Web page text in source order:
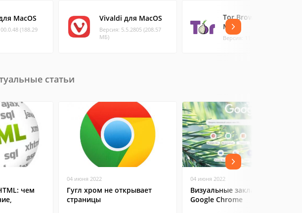
MacOS
(188.29
Vivaldi для MacOS
Версия: 5.5.2805 (208.57
МБ)
Tor Browser для
Mac
Версия: 11.5.7 (118.84 МБ)
статьи
чем
04 июня 2022
Гугл хром не открывает
страницы
04 июня 2022
Визуальные закладки для
Google Chrome